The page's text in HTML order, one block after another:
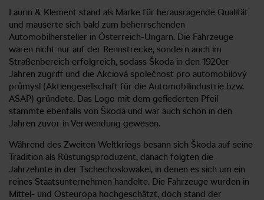
Laurin & Klement stand als Marke für herausragende Qualität
und mauserte sich bald zum beherrschenden
Automobilhersteller in Österreich-Ungarn. Die Fahrzeuge
waren nicht nur auf der Rennstrecke, sondern auch im
Straßenbereich erfolgreich, sodass Škoda in den 1920er
Jahren zugriff und die Akciová společnost pro automobilový
průmysl (Aktiengesellschaft für die Automobilindustrie bzw.
ASAP) gründete. Das Logo mit dem gefiederten Pfeil
stammte ebenfalls von Škoda und war auch schon in den
Jahren zuvor in Verwendung gewesen.
Während des Zweiten Weltkriegs besann sich Škoda auf seine
Tradition als Rüstungsproduzent, danach folgten die
Jahrzehnte in der Tschechoslowakei, in denen es sich um ein
reines Staatsunternehmen handelte. Die Fahrzeuge wurden in
Mittel- und Osteuropa hochgeschätzt, doch stand der